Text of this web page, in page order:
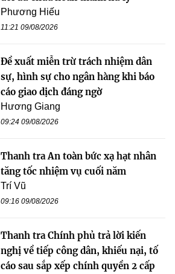
Phương Hiếu
11:21 09/08/2026
Đề xuất miễn trừ trách nhiệm dân
sự, hình sự cho ngân hàng khi báo
cáo giao dịch đáng ngờ
Hương Giang
09:24 09/08/2026
Thanh tra An toàn bức xạ hạt nhân
tăng tốc nhiệm vụ cuối năm
Trí Vũ
09:16 09/08/2026
Thanh tra Chính phủ trả lời kiến
nghị về tiếp công dân, khiếu nại, tố
cáo sau sắp xếp chính quyền 2 cấp